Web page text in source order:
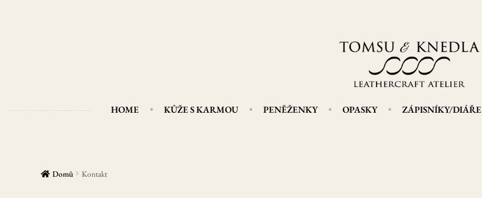
HOME KŮŽE S KARMOU PENĚŽENKY OPASKY ZÁPISNÍKY/DIÁŘE
Domů Kontakt